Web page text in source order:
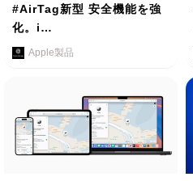
#AirTag新型 安全機能を強
化。i…
Apple製品